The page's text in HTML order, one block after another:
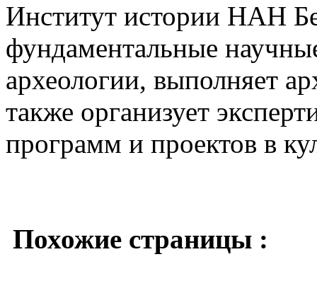
Институт истории НАН
фундаментальные
археологии, выполняет
также организует
программ и проектов в
Похожие страницы :